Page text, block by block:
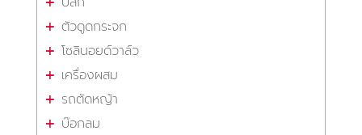
ตัวดูดกระจก
โซลินอยด์วาล์ว
เครื่องผสม
รถตัดหญ้า
บ๊อกลม